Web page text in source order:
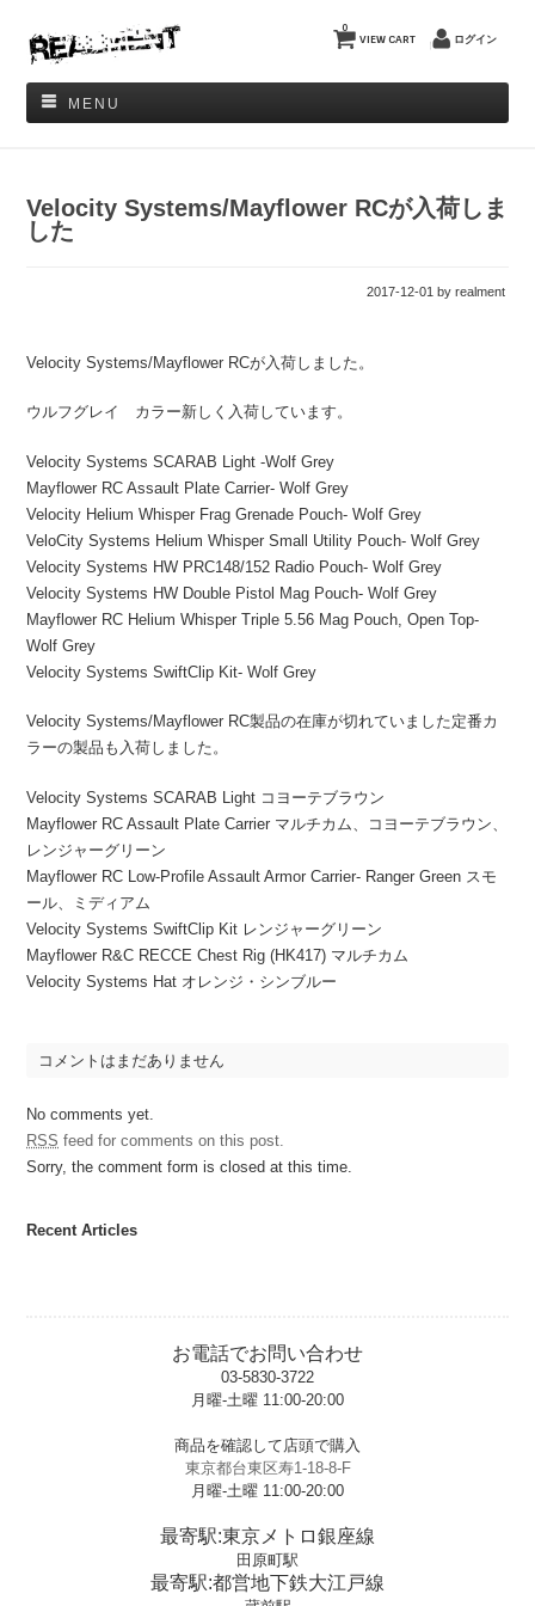
VIEW CART
0
ログイン
MENU
Velocity Systems/Mayflower RCが入荷しま
した
2017-12-01 by realment
Velocity Systems/Mayflower RCが入荷しました。
ウルフグレイ カラー新しく入荷しています。
Velocity Systems SCARAB Light -Wolf Grey
Mayflower RC Assault Plate Carrier- Wolf Grey
Velocity Helium Whisper Frag Grenade Pouch- Wolf Grey
VeloCity Systems Helium Whisper Small Utility Pouch- Wolf Grey
Velocity Systems HW PRC148/152 Radio Pouch- Wolf Grey
Velocity Systems HW Double Pistol Mag Pouch- Wolf Grey
Mayflower RC Helium Whisper Triple 5.56 Mag Pouch, Open Top-
Wolf Grey
Velocity Systems SwiftClip Kit- Wolf Grey
Velocity Systems/Mayflower RC製品の在庫が切れていました定番カ
ラーの製品も入荷しました。
Velocity Systems SCARAB Light コヨーテブラウン
Mayflower RC Assault Plate Carrier マルチカム、コヨーテブラウン、
レンジャーグリーン
Mayflower RC Low-Profile Assault Armor Carrier- Ranger Green スモ
ール、ミディアム
Velocity Systems SwiftClip Kit レンジャーグリーン
Mayflower R&C RECCE Chest Rig (HK417) マルチカム
Velocity Systems Hat オレンジ・シンブルー
コメントはまだありません
No comments yet.
RSS feed for comments on this post.
Sorry, the comment form is closed at this time.
Recent Articles
お電話でお問い合わせ
03-5830-3722
月曜-土曜 11:00-20:00
商品を確認して店頭で購入
東京都台東区寿1-18-8-F
月曜-土曜 11:00-20:00
最寄駅:東京メトロ銀座線
田原町駅
最寄駅:都営地下鉄大江戸線